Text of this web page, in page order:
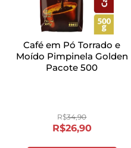
Café em Pó Torrado e
Moído Pimpinela Golden
Pacote 500
R$34,90
R$26,90